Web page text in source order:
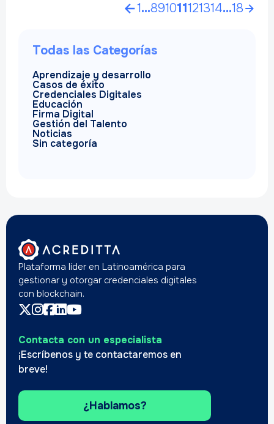
1…891011121314…18
Todas las Categorías
Aprendizaje y desarrollo
Casos de éxito
Credenciales Digitales
Educación
Firma Digital
Gestión del Talento
Noticias
Sin categoría
Plataforma líder en Latinoamérica para
gestionar y otorgar credenciales digitales
con blockchain.
Contacta con un especialista
¡Escríbenos y te contactaremos en
breve!
¿Hablamos?